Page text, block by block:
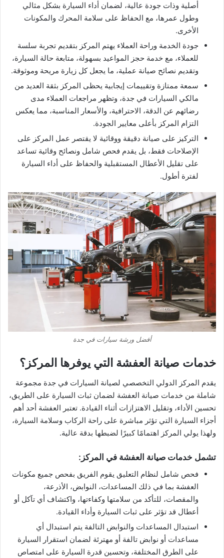
أصلية وذات جودة عالية، لضمان أداء السيارة بشكل مثالي
وطول عمرها، مع الحفاظ على سلامة المحرك والمكونات
الأخرى.
جودة الخدمة وراحة العملاء يهتم المركز بتقديم تجربة سلسة
للعملاء، مع خدمة حجز المواعيد بسهولة، متابعة حالة السيارة،
وتقديم نصائح صيانة عملية، ما يجعل كل زيارة مريحة وموثوقة.
سمعة ممتازة وتقييمات إيجابية يحظى المركز بثقة العديد من
مالكي السيارات في جدة، وتظهر مراجعات العملاء مدى
رضائهم عن الدقة، الاحترافية، والأسعار المناسبة، مما يعكس
التزام المركز بأعلى معايير الجودة.
التركيز على صيانة دقيقة ووقائية لا يقتصر عمل المركز على
الإصلاحات فقط، بل يقدم فحص شامل ونصائح وقائية تساعد
على تقليل الأعطال المستقبلية والحفاظ على أداء السيارة
لفترة أطول.
أفضل ورشة سيارات في جدة
خدمات صيانة العفشة التي يوفرها المركز؟
يقدم المركز الدولي التخصصي لصيانة السيارات في جدة مجموعة
شاملة من خدمات صيانة العفشة لضمان ثبات السيارة على الطريق،
تحسين الأداء، وتقليل الاهتزازات أثناء القيادة. تعتبر العفشة أحد أهم
أجزاء السيارة التي تؤثر مباشرة على راحة الركاب وسلامة السيارة،
ولهذا يولي المركز اهتمامًا كبيرًا لضبطها بدقة عالية.
تشمل خدمات صيانة العفشة في المركز:
فحص شامل لنظام التعليق يقوم الفريق بفحص جميع مكونات
العفشة بما في ذلك المساعدات، النوابض، الأذرعة،
والمقصات، للتأكد من سلامتها وكفاءتها، واكتشاف أي تآكل أو
أعطال قد تؤثر على ثبات السيارة وأداء القيادة.
استبدال المساعدات والنوابض التالفة يتم استبدال أي
مساعدات أو نوابض تالفة أو مهترئة لضمان استقرار السيارة
على الطرق المختلفة، وتحسين قدرة السيارة على امتصاص